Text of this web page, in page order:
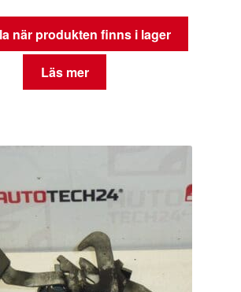
när produkten finns i lager
Läs mer